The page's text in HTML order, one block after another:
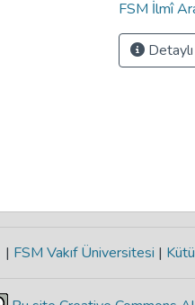
FSM İlmî
| FSM Vakıf Üniversitesi |